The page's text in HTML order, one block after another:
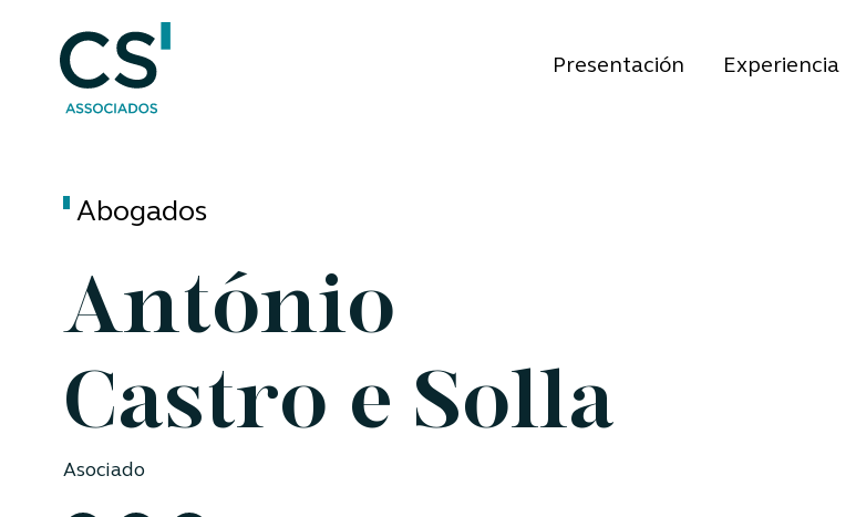
Presentación Experiencia
Abogados
António
Castro e Solla
Asociado